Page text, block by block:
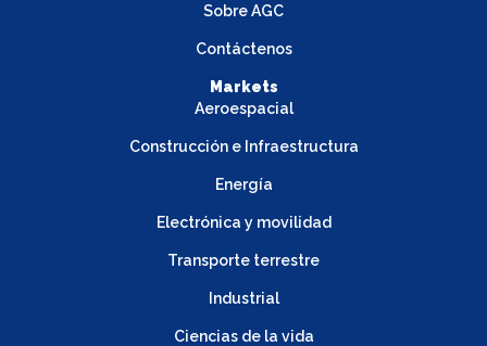
Sobre AGC
Contáctenos
Markets
Aeroespacial
Construcción e Infraestructura
Energía
Electrónica y movilidad
Transporte terrestre
Industrial
Ciencias de la vida